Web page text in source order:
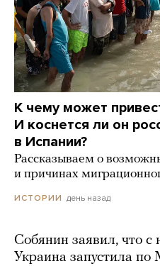
К чему может
И коснется ли он
в Испании?
Рассказываем о
и причинах
ИСТОРИИ день назад
Собянин заявил, что с
Украина запустила по